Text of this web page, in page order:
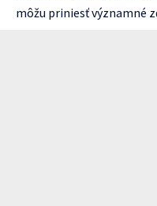
môžu priniesť významné